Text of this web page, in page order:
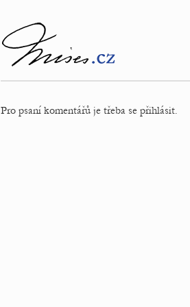
Pro psaní komentářů je třeba se přihlásit.